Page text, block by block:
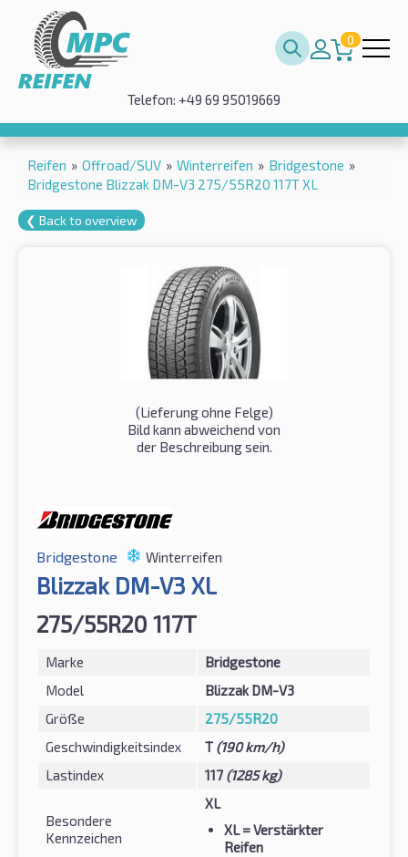
0
Telefon: +49 69 95019669
Reifen » Offroad/SUV » Winterreifen » Bridgestone »
Bridgestone Blizzak DM-V3 275/55R20 117T XL
❮ Back to overview
(Lieferung ohne Felge)
Bild kann abweichend von
der Beschreibung sein.
Bridgestone Winterreifen
Blizzak DM-V3 XL
275/55R20 117T
Marke
Bridgestone
Model
Blizzak DM-V3
Größe
275/55R20
Geschwindigkeitsindex
T (190 km/h)
Lastindex
117 (1285 kg)
Besondere
Kennzeichen
XL
XL= Verstärkter
Reifen